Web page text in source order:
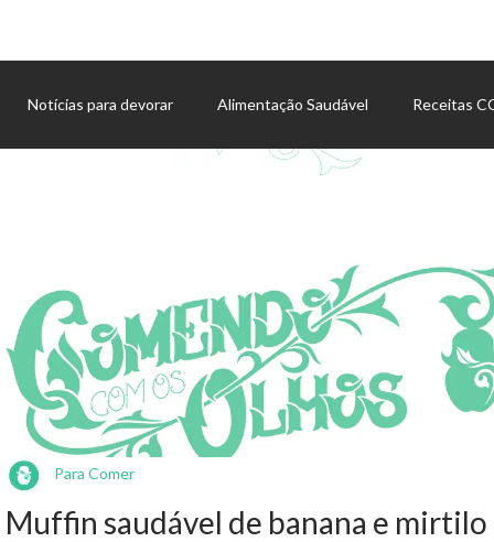
Notícias para devorar Alimentação Saudável Receitas
Para Comer
Muffin saudável de banana e mirtilo